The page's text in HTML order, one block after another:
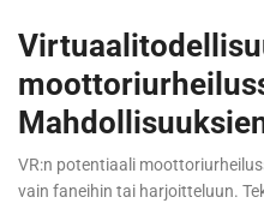
VR:n potentiaali
vain faneihin tai harjoitteluun.